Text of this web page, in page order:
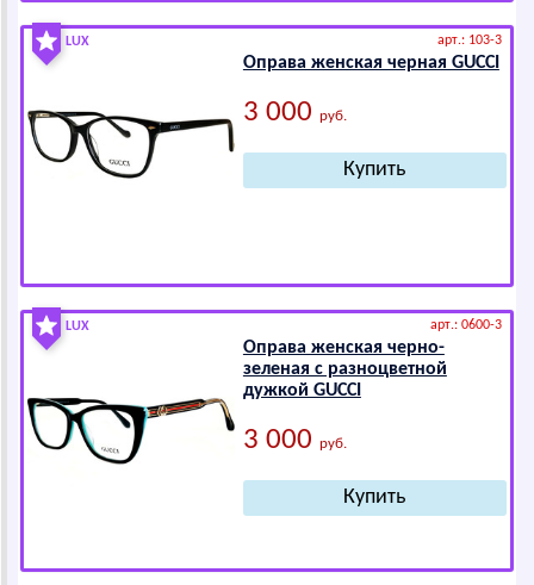
LUX арт.: 103-3
Оправа женская черная GUССI
3 000 руб.
LUX арт.: 0600-3
Оправа женская черно-
зеленая с разноцветной
дужкой GUССI
3 000 руб.